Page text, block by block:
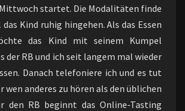
Mittwoch startet. Die Modalitäten finde
Kind ruhig hingehen. Als das Essen
das Kind mit seinem Kumpel
der RB und ich seit langem mal wieder
Danach telefoniere ich und es tut
wen anderes zu hören als den üblichen
den RB beginnt das Online-Tasting